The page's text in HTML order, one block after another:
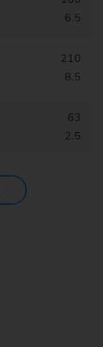
6.5
210
8.5
63
2.5